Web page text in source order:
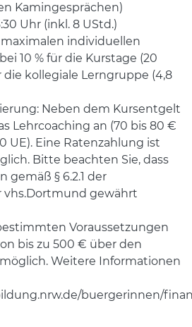
Kamingesprächen)
Uhr (inkl. 8 UStd.)
maximalen individuellen
10 % für die Kurstage (20
die kollegiale Lerngruppe (4,8
Neben dem Kursentgelt
Lehrcoaching an (70 bis 80 €
UE). Eine Ratenzahlung ist
Bitte beachten Sie, dass
gemäß § 6.2.1 der
gewährt
Voraussetzungen
bis zu 500 € über den
Weitere Informationen
buergerinnen/